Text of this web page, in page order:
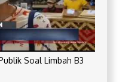
Soal Limbah B3